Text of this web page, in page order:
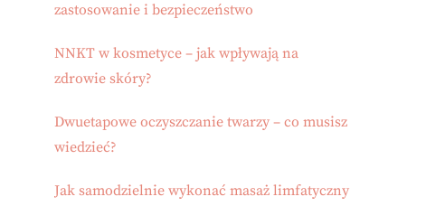
zastosowanie i bezpieczeństwo
NNKT w kosmetyce – jak wpływają na
zdrowie skóry?
Dwuetapowe oczyszczanie twarzy – co musisz
wiedzieć?
Jak samodzielnie wykonać masaż limfatyczny